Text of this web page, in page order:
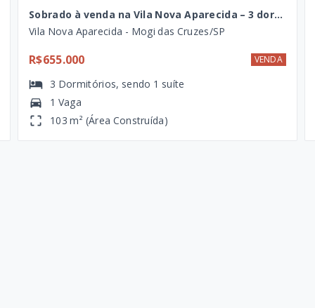
Sobrado à venda na Vila Nova Aparecida – 3 dormitórios, 1 suíte térrea, área gourmet com churrasqueira
Vila Nova Aparecida - Mogi das Cruzes/SP
R$655.000 VENDA
3 Dormitórios, sendo 1 suíte
1 Vaga
103 m² (Área Construída)